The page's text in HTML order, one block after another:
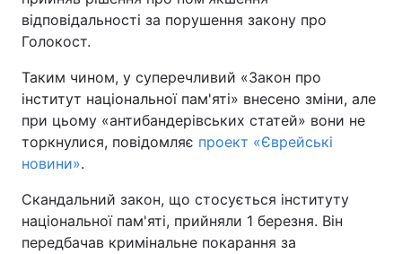
Головна Війна
Україна Політика
Економіка
Спорт Наука
Техно і зв'язок Лайт
відповідальності за порушення закону про
Голокост.
Таким чином, у суперечливий «Закон про
інститут національної пам'яті» внесено зміни, але
при цьому «антибандерівських статей» вони не
торкнулися, повідомляє проект «Єврейські
новини».
Скандальний закон, що стосується інституту
національної пам'яті, прийняли 1 березня. Він
передбачав кримінальне покарання за